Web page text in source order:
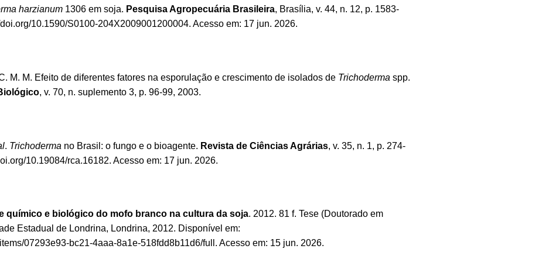
harzianum 1306 em soja. Pesquisa Agropecuária Brasileira, Brasília, v. 44, n. 12, p. 1583-
doi.org/10.1590/S0100-204X2009001200004. Acesso em: 17 jun. 2026.
M. M. Efeito de diferentes fatores na esporulação e crescimento de isolados de Trichoderma spp.
, v. 70, n. suplemento 3, p. 96-99, 2003.
. Trichoderma no Brasil: o fungo e o bioagente. Revista de Ciências Agrárias, v. 35, n. 1, p. 274-
10.19084/rca.16182. Acesso em: 17 jun. 2026.
químico e biológico do mofo branco na cultura da soja. 2012. 81 f. Tese (Doutorado em
Estadual de Londrina, Londrina, 2012. Disponível em:
07293e93-bc21-4aaa-8a1e-518fdd8b11d6/full . Acesso em: 15 jun. 2026.